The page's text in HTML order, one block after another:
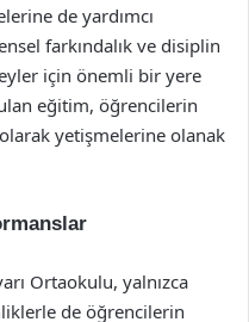
de yardımcı
farkındalık ve disiplin
için önemli bir yere
eğitim, öğrencilerin
yetişmelerine olanak
Ortaokulu, yalnızca
de öğrencilerin